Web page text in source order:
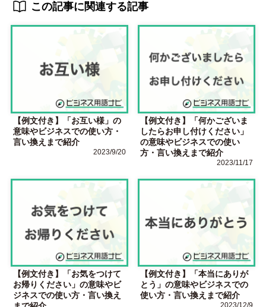
この記事に関連する記事
【例文付き】「お互い様」の
意味やビジネスでの使い方・
言い換えまで紹介
2023/9/20
【例文付き】「何かございま
したらお申し付けください」
の意味やビジネスでの使い
方・言い換えまで紹介
2023/11/17
【例文付き】「お気をつけて
お帰りください」の意味やビ
ジネスでの使い方・言い換え
【例文付き】「本当にありが
とう」の意味やビジネスでの
使い方・言い換えまで紹介